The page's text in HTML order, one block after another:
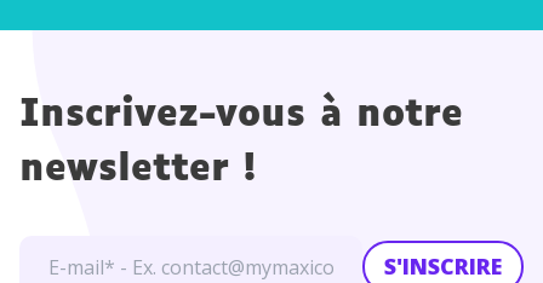
Inscrivez-vous à notre
newsletter !
S'INSCRIRE